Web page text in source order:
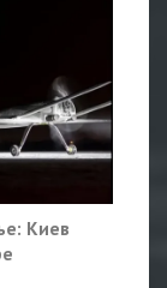
Киев